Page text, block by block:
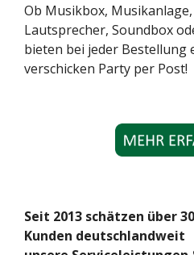
Ob Musikbox,
Lautsprecher, Soundbox
bieten bei jeder Bestellung
verschicken Party per Post!
Seit 2013 schätzen über
Kunden deutschlandweit